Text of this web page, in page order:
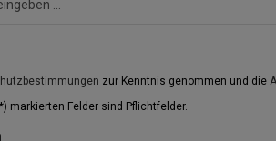
zur Kenntnis genommen und die
markierten Felder sind Pflichtfelder.